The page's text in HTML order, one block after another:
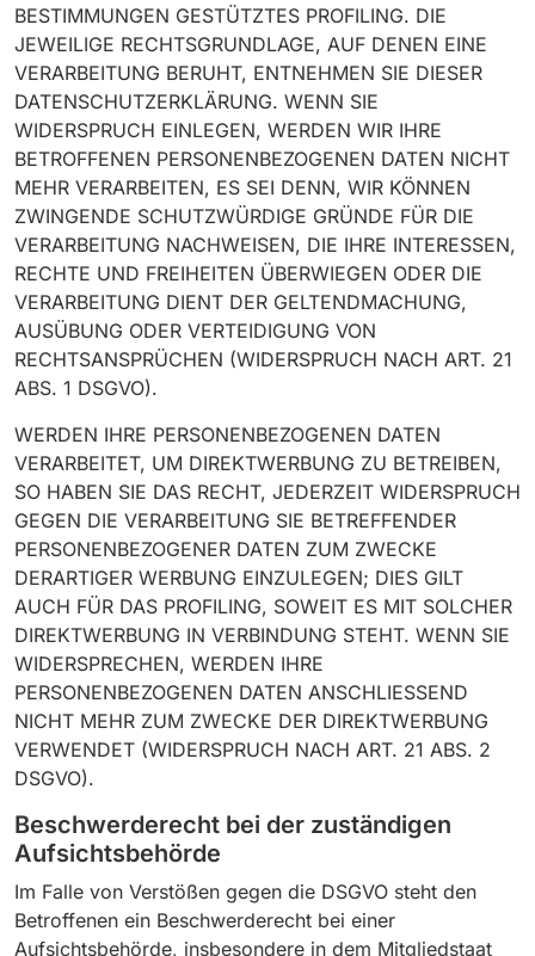
BESTIMMUNGEN GESTÜTZTES PROFILING. DIE
JEWEILIGE RECHTSGRUNDLAGE, AUF DENEN EINE
VERARBEITUNG BERUHT, ENTNEHMEN SIE DIESER
DATENSCHUTZERKLÄRUNG. WENN SIE
WIDERSPRUCH EINLEGEN, WERDEN WIR IHRE
BETROFFENEN PERSONENBEZOGENEN DATEN NICHT
MEHR VERARBEITEN, ES SEI DENN, WIR KÖNNEN
ZWINGENDE SCHUTZWÜRDIGE GRÜNDE FÜR DIE
VERARBEITUNG NACHWEISEN, DIE IHRE INTERESSEN,
RECHTE UND FREIHEITEN ÜBERWIEGEN ODER DIE
VERARBEITUNG DIENT DER GELTENDMACHUNG,
AUSÜBUNG ODER VERTEIDIGUNG VON
RECHTSANSPRÜCHEN (WIDERSPRUCH NACH ART. 21
ABS. 1 DSGVO).
WERDEN IHRE PERSONENBEZOGENEN DATEN
VERARBEITET, UM DIREKTWERBUNG ZU BETREIBEN,
SO HABEN SIE DAS RECHT, JEDERZEIT WIDERSPRUCH
GEGEN DIE VERARBEITUNG SIE BETREFFENDER
PERSONENBEZOGENER DATEN ZUM ZWECKE
DERARTIGER WERBUNG EINZULEGEN; DIES GILT
AUCH FÜR DAS PROFILING, SOWEIT ES MIT SOLCHER
DIREKTWERBUNG IN VERBINDUNG STEHT. WENN SIE
WIDERSPRECHEN, WERDEN IHRE
PERSONENBEZOGENEN DATEN ANSCHLIESSEND
NICHT MEHR ZUM ZWECKE DER DIREKTWERBUNG
VERWENDET (WIDERSPRUCH NACH ART. 21 ABS. 2
DSGVO).
Beschwerde­recht bei der zuständigen
Aufsichts­behörde
Im Falle von Verstößen gegen die DSGVO steht den
Betroffenen ein Beschwerderecht bei einer
Aufsichtsbehörde, insbesondere in dem Mitgliedstaat